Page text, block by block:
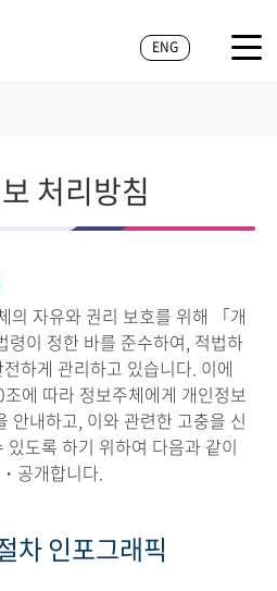
ENG
처리방침
의 자유와 권리 보호를 위해 「개
령이 정한 바를 준수하여, 적법하
하게 관리하고 있습니다. 이에
조에 따라 정보주체에게 개인정보
안내하고, 이와 관련한 고충을 신
도록 하기 위하여 다음과 같이
공개합니다.
차 인포그래픽